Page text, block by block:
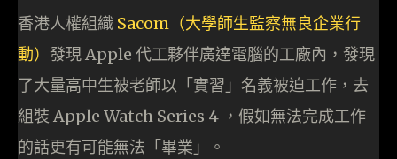
香港人權組織 Sacom（大學師生監察無良企業行
動） 發現 Apple 代工夥伴廣達電腦的工廠內，發現
了大量高中生被老師以「實習」名義被迫工作，去
組裝 Apple Watch Series 4 ，假如無法完成工作
的話更有可能無法「畢業」。